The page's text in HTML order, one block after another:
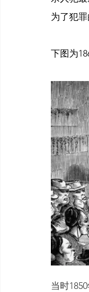
为了犯罪
下图为
当时